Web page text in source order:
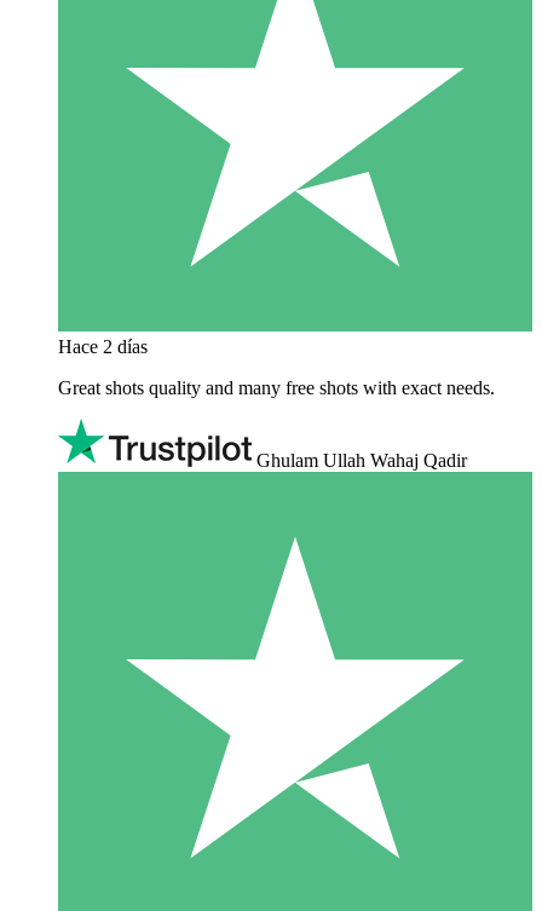
Hace 2 días
Great shots quality and many free shots with exact needs.
Ghulam Ullah Wahaj Qadir